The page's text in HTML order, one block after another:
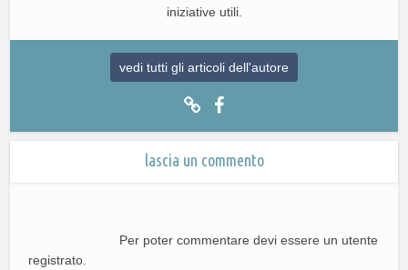
iniziative utili.
vedi tutti gli articoli dell'autore
lascia un commento
Per poter commentare devi essere un utente
registrato.